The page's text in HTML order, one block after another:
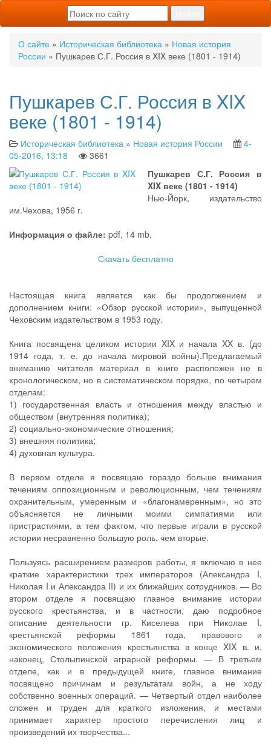
О сайте » Историческая библиотека » Новая история
России » Пушкарев С.Г. Россия в XIX веке (1801 - 1914)
Пушкарев С.Г. Россия в XIX
веке (1801 - 1914)
Историческая библиотека » Новая история России
4-
05-2016, 13:18
3661
Пушкарев С.Г. Россия в
XIX веке (1801 - 1914)
Нью-Йорк, издательство
им.Чехова, 1956 г.
Информация о файле: pdf, 14 mb.
Скачать бесплатно
Настоящая книга является как бы продолжением и
дополнением книги: «Обзор русской истории», выпущенной
Чеховским издательством в 1953 году.
Книга посвящена целиком истории XIX и начала XX в. (до
1914 года, т. е. до начала мировой войны).Предлагаемый
вниманию читателя материал в книге расположен не в
хронологическом, но в систематическом порядке, по четырем
отделам:
1) государственная власть и отношения между властью и
обществом (внутренняя политика);
2) социально-экономические отношения;
3) внешняя политика;
4) духовная культура.
В первом отделе я посвящаю гораздо больше внимания
течениям оппозиционным и революционным, чем течениям
охранительным, умеренным и «благонамеренным», но это
объясняется не личными моими симпатиями или
пристрастиями, а тем фактом, что первые играли в русской
истории несравненно большую роль, чем вторые.
Пользуясь расширением размеров работы, я включаю в нее
краткие характеристики трех императоров (Александра I,
Николая I и Александра II) и их ближайших сотрудников. — Во
втором отделе я посвящаю главное внимание истории
русского крестьянства, и в частности, даю подробное
описание деятельности гр. Киселева при Николае I,
крестьянской реформы 1861 года, правового и
экономического положения крестьянства в конце XIX в. и,
наконец, Столыпинской аграрной реформы. — В третьем
отделе, как и в предыдущей книге, главное внимание
посвящено причинам и результатам войн, а не ходу
собственно военных операций. — Четвертый отдел наиболее
сложен и труден для краткого изложения, и местами
принимает характер простого перечисления лиц и
произведений их творчества...